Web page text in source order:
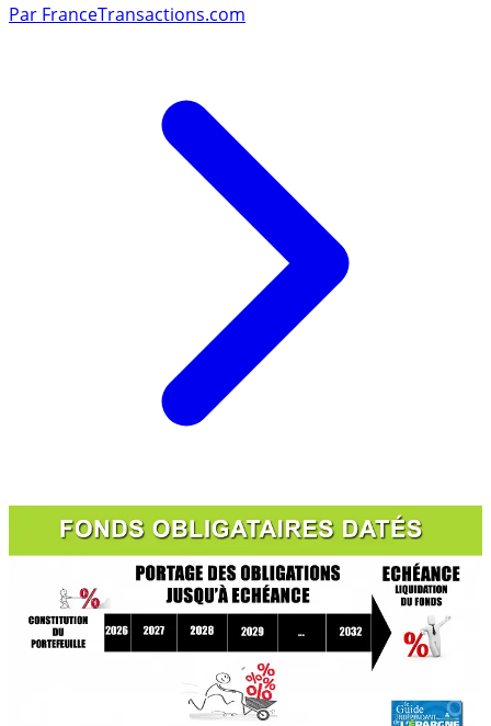
Par FranceTransactions.com